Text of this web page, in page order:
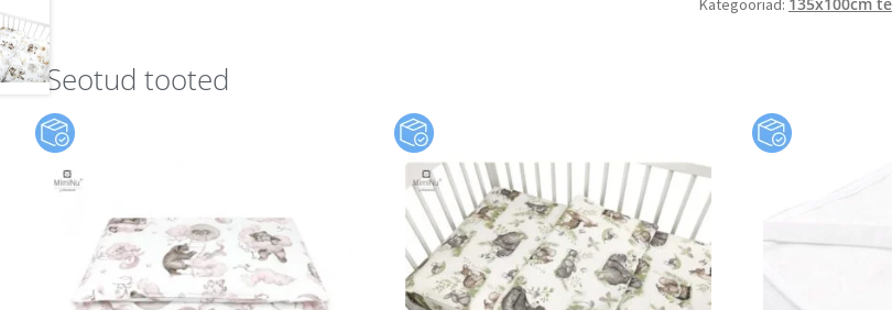
Kategooriad:
Seotud tooted